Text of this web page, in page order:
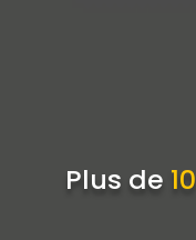
Plus de 10